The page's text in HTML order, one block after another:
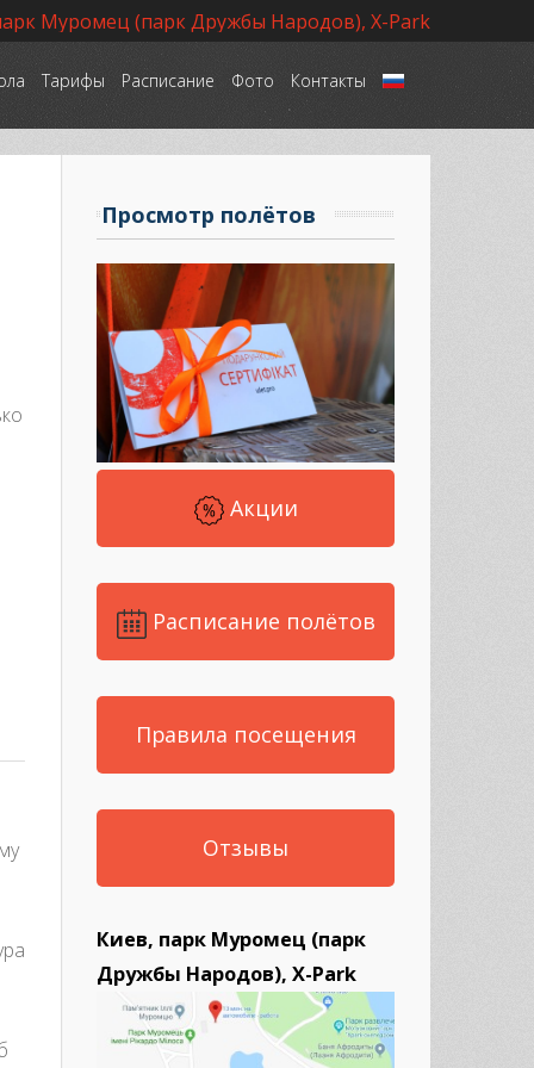
Муромец (парк Дружбы Народов), X-Park
Тарифы Расписание Фото Контакты Язык
Просмотр полётов
Акции
Расписание полётов
Правила посещения
Отзывы
Киев, парк Муромец (парк
Дружбы Народов), X-Park